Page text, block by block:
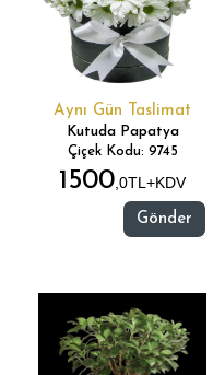
Aynı Gün Taslimat
Kutuda Papatya
Çiçek Kodu: 9745
1500,0TL+KDV
Gönder